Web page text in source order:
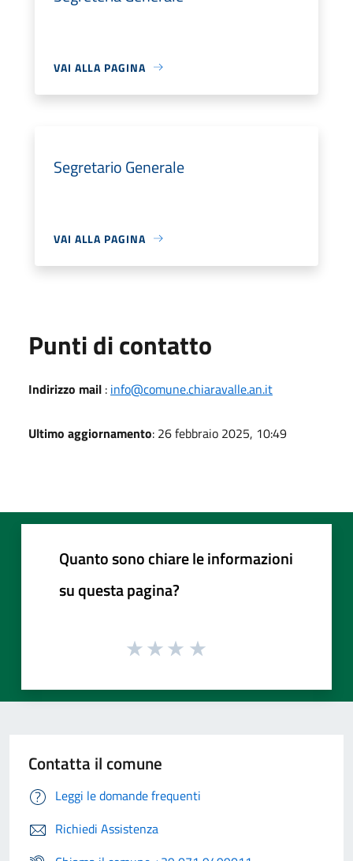
VAI ALLA PAGINA
Segretario Generale
VAI ALLA PAGINA
Punti di contatto
Indirizzo mail : info@comune.chiaravalle.an.it
Ultimo aggiornamento: 26 febbraio 2025, 10:49
Quanto sono chiare le informazioni
su questa pagina?
Contatta il comune
Leggi le domande frequenti
Richiedi Assistenza